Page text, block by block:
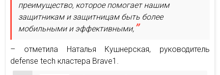
преимущество, которое помогает нашим
защитникам и защитницам быть более
мобильными и эффективными,
– отметила Наталья Кушнерская, руководитель
defense tech кластера Brave1.